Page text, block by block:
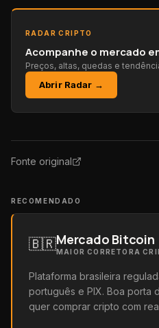
RADAR CRIPTO
Acompanhe o mercado
Preços, altas, quedas e
Abrir Radar →
Fonte original
RECOMENDADO
🇧🇷Mercado Bitcoin
MAIOR CORRETORA
Plataforma brasileira
português e PIX. Boa porta
quer comprar cripto com